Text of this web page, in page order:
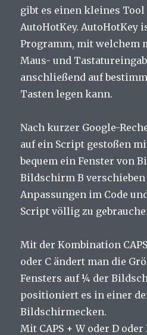
gibt es einen kleines Tool
AutoHotKey. AutoHotKey
Programm, mit welchem
Maus- und
anschließend auf
Tasten legen kann.
Nach kurzer Google-
auf ein Script gestoßen
bequem ein Fenster von
Bildschirm B verschieben
Anpassungen im Code
Script völlig zu
Mit der Kombination
oder C ändert man die
Fensters auf ¼ der
positioniert es in einer
Bildschirmecken.
Mit CAPS + W oder D